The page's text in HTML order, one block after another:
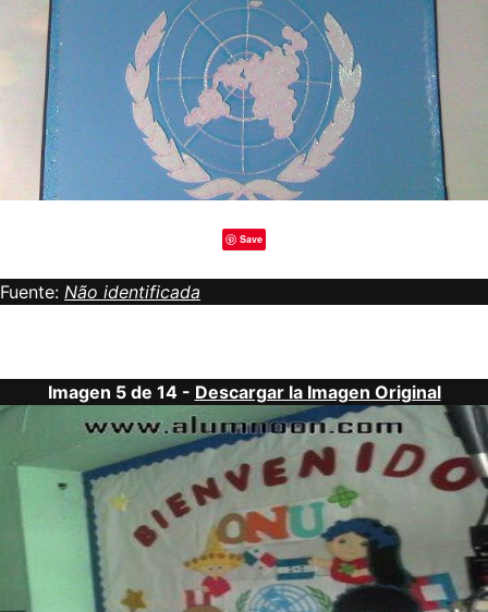
Save
Fuente: Não identificada
Imagen 5 de 14 - Descargar la Imagen Original